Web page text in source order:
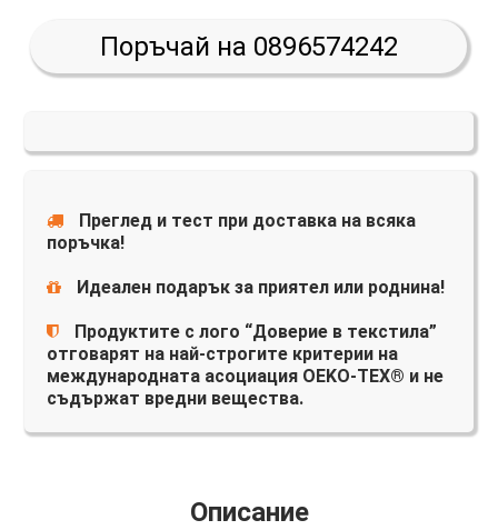
Поръчай на 0896574242
Преглед и тест при доставка на всяка
поръчка!
Идеален подарък за приятел или роднина!
Продуктите с лого “Доверие в текстила”
отговарят на най-строгите критерии на
международната асоциация OEKO-TEX® и не
съдържат вредни вещества.
Описание